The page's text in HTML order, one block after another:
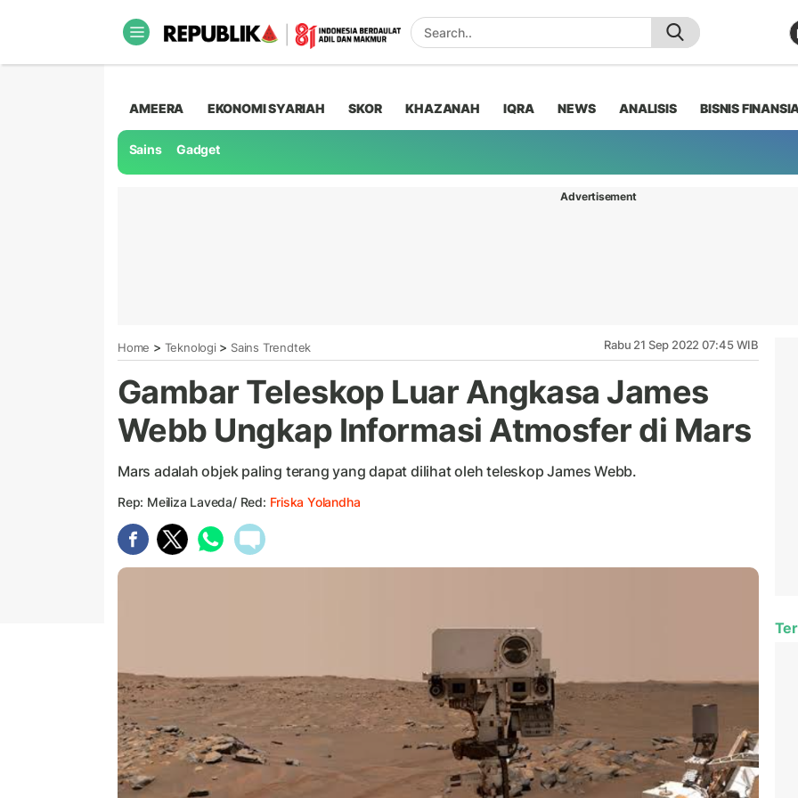
AMEERA EKONOMI SYARIAH SKOR KHAZANAH IQRA NEWS ANALISIS BISNIS
Sains Gadget
Advertisement
Home > Teknologi > Sains Trendtek Rabu 21 Sep 2022 07:45 WIB
Gambar Teleskop Luar Angkasa James
Webb Ungkap Informasi Atmosfer di Mars
Mars adalah objek paling terang yang dapat dilihat oleh teleskop James Webb.
Rep: Meiliza Laveda/ Red: Friska Yolandha